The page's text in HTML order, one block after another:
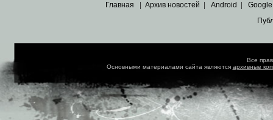
Главная Архив новостей Android Google
Все
Основными материалами сайта являются архивные